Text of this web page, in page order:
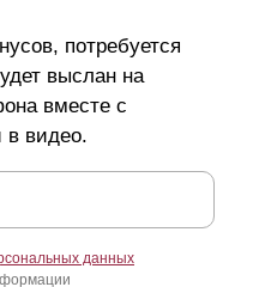
потребуется
выслан на
вместе с
в видео.
данных